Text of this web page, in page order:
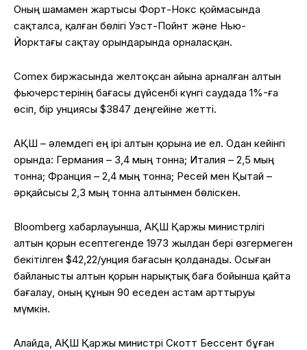
Оның шамамен жартысы Форт-Нокс қоймасында
сақталса, қалған бөлігі Уэст-Пойнт және Нью-
Йорктағы сақтау орындарында орналасқан.
Comex биржасында желтоқсан айына арналған алтын
фьючерстерінің бағасы дүйсенбі күнгі саудада 1%-ға
өсіп, бір унциясы $3847 деңгейіне жетті.
АҚШ – әлемдегі ең ірі алтын қорына ие ел. Одан кейінгі
орында: Германия – 3,4 мың тонна; Италия – 2,5 мың
тонна; Франция – 2,4 мың тонна; Ресей мен Қытай –
әрқайсысы 2,3 мың тонна алтынмен бөліскен.
Bloomberg хабарлауынша, АҚШ Қаржы министрлігі
алтын қорын есептегенде 1973 жылдан бері өзгермеген
бекітілген $42,22/унция бағасын қолданады. Осыған
байланысты алтын қорын нарықтық баға бойынша қайта
бағалау, оның құнын 90 еседен астам арттыруы
мүмкін.
Алайда, АҚШ Қаржы министрі Скотт Бессент бұған